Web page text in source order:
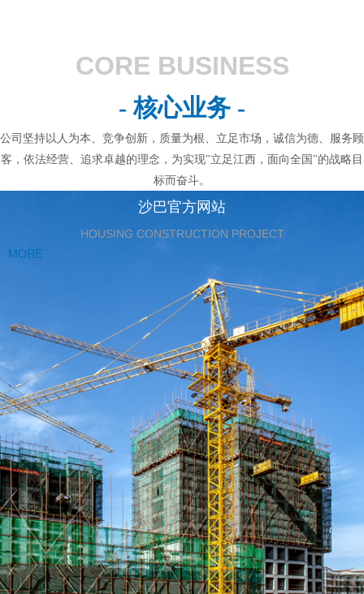
CORE BUSINESS
- 核心业务 -
公司坚持以人为本、竞争创新，质量为根、立足市场，诚信为德、服务顾
客，依法经营、追求卓越的理念，为实现"立足江西，面向全国"的战略目
标而奋斗。
沙巴官方网站
HOUSING CONSTRUCTION PROJECT
MORE